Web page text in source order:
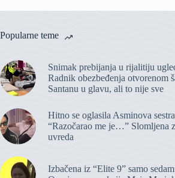
Popularne teme
Snimak prebijanja u rijalitiju
Radnik obezbeđenja otvorenom
Santanu u glavu, ali to nije sve
Hitno se oglasila Asminova
“Razočarao me je…” Slomljena
uvreda
Izbačena iz “Elite 9” samo